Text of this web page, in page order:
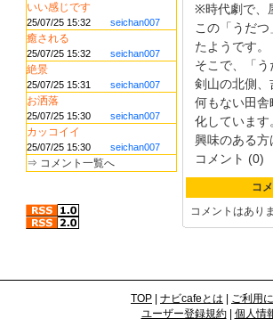
いい感じです
25/07/25 15:32 seichan007
癒される
25/07/25 15:32 seichan007
絶景
25/07/25 15:31 seichan007
お洒落
25/07/25 15:30 seichan007
カッコイイ
25/07/25 15:30 seichan007
⇒ コメント一覧へ
※時代劇で、
この「うだ
たようです。
そこで、「
剣山の北側
何もない田
化しています
興味のある
コメント (0)
コ
コメントはあり
TOP ナビcafeとは
ご利用
ユーザー登録規約| 個人情